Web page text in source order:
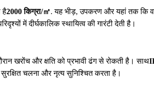
है2000 किग्रा/㎡. यह भीड़, उपकरण और यहां तक ​​कि
में दीर्घकालिक स्थायित्व की गारंटी देती है।
खरोंच और क्षति को प्रभावी ढंग से रोकती है। साथ
चलना और नृत्य सुनिश्चित करता है।